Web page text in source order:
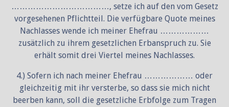
………………………………, setze ich auf den vom Gesetz
vorgesehenen Pflichtteil. Die verfügbare Quote meines
Nachlasses wende ich meiner Ehefrau ………………
zusätzlich zu ihrem gesetzlichen Erbanspruch zu. Sie
erhält somit drei Viertel meines Nachlasses.
4.) Sofern ich nach meiner Ehefrau ……………… oder
gleichzeitig mit ihr versterbe, so dass sie mich nicht
beerben kann, soll die gesetzliche Erbfolge zum Tragen